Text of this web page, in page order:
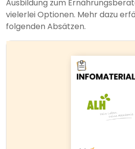
Ausbildung zum
vielerlei Optionen. Mehr dazu
folgenden Absätzen.